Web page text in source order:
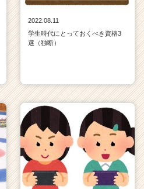
2022.08.11
学生時代にとっておくべき資格3
選（独断）